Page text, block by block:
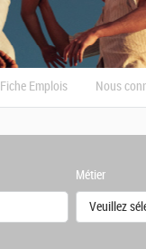
Fiche Emplois Nous
Métier
Veuillez